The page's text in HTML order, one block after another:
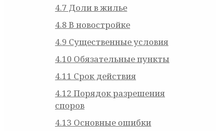
4.7 Доли в жилье
4.8 В новостройке
4.9 Существенные условия
4.10 Обязательные пункты
4.11 Срок действия
4.12 Порядок разрешения
споров
4.13 Основные ошибки